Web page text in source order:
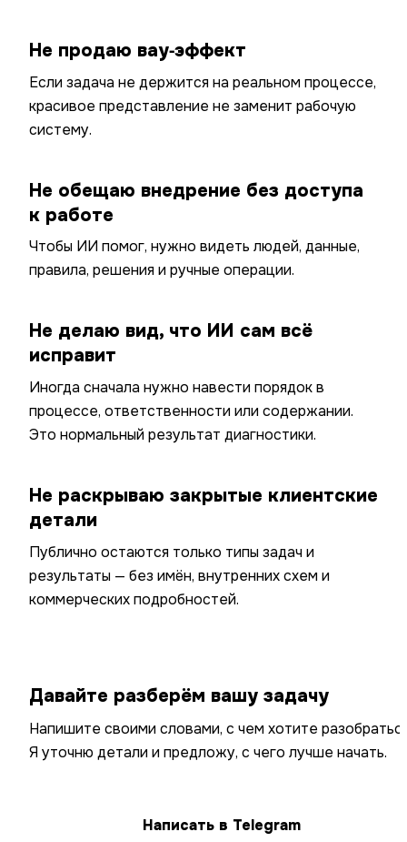
Не продаю вау‑эффект
Если задача не держится на реальном процессе,
красивое представление не заменит рабочую
систему.
Не обещаю внедрение без доступа
к работе
Чтобы ИИ помог, нужно видеть людей, данные,
правила, решения и ручные операции.
Не делаю вид, что ИИ сам всё
исправит
Иногда сначала нужно навести порядок в
процессе, ответственности или содержании.
Это нормальный результат диагностики.
Не раскрываю закрытые клиентские
детали
Публично остаются только типы задач и
результаты — без имён, внутренних схем и
коммерческих подробностей.
Давайте разберём вашу задачу
Напишите своими словами, с чем хотите
Я уточню детали и предложу, с чего лучше начать.
Написать в Telegram